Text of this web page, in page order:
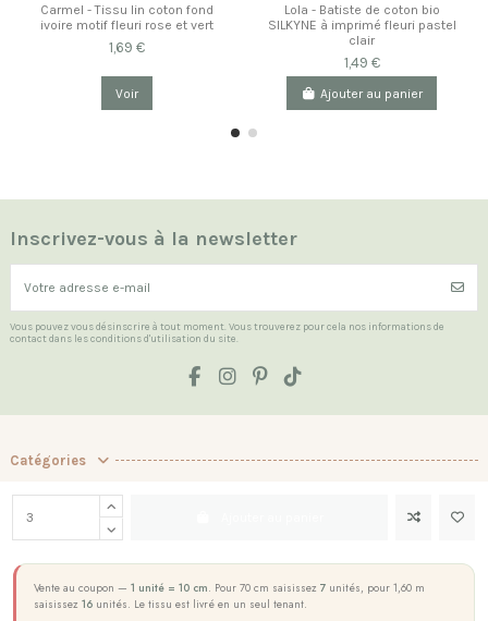
Vente au coupon — 1 unité = 10 cm. Pour 70 cm saisissez 7 unités, pour 1,60 m
saisissez 16 unités. Le tissu est livré en un seul tenant.
Carmel - Tissu lin coton fond
ivoire motif fleuri rose et vert
1,69 €
Voir
Lola - Batiste de coton bio
SILKYNE à imprimé fleuri pastel
clair
1,49 €
Ajouter au panier
Inscrivez-vous à la newsletter
Vous pouvez vous désinscrire à tout moment. Vous trouverez pour cela nos informations de
contact dans les conditions d'utilisation du site.
Catégories
Les Indispensables
La boutique
Contact us